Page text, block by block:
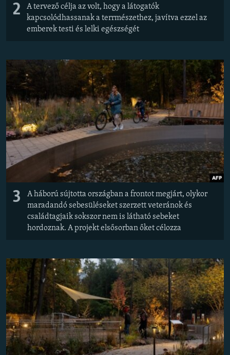
2
A tervező célja az volt, hogy a látogatók
kapcsolódhassanak a terrmészethez, javítva ezzel az
emberek testi és lelki egészségét
3
A háború sújtotta országban a frontot megjárt, olykor
maradandó sebesüléseket szerzett veteránok és
családtagjaik sokszor nem is látható sebeket
hordoznak. A projekt elsősorban őket célozza